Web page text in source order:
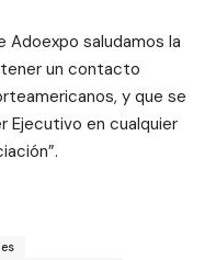
Adoexpo saludamos la
un contacto
y que se
Ejecutivo en cualquier